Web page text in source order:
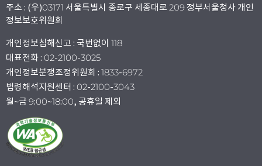
주소 : (우)03171 서울특별시 종로구 세종대로 209 정부서울청사 개인
정보보호위원회
개인정보침해신고 : 국번없이 118
대표전화 : 02-2100-3025
개인정보분쟁조정위원회 : 1833-6972
법령해석지원센터 : 02-2100-3043
월~금 9:00~18:00, 공휴일 제외